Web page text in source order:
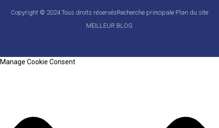
Copyright © 2024 Tous droits réservésRecherche principale Plan du site
MEILLEUR BLOG
Manage Cookie Consent